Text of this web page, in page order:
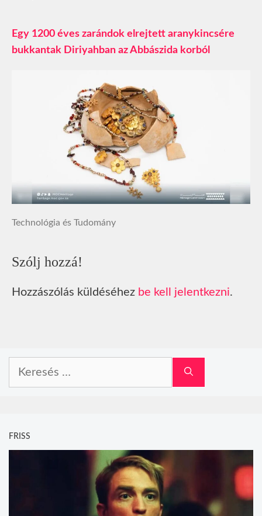
Egy 1200 éves zarándok elrejtett aranykincsére
bukkantak Diriyahban az Abbászida korból
Technológia és Tudomány
Szólj hozzá!
Hozzászólás küldéséhez be kell jelentkezni.
FRISS